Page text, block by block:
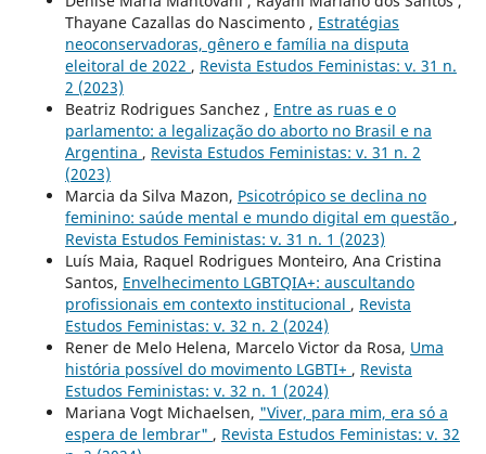
Thayane Cazallas do Nascimento , Estratégias
neoconservadoras, gênero e família na disputa
eleitoral de 2022 , Revista Estudos Feministas: v. 31 n.
2 (2023)
Beatriz Rodrigues Sanchez , Entre as ruas e o
parlamento: a legalização do aborto no Brasil e na
Argentina , Revista Estudos Feministas: v. 31 n. 2
(2023)
Marcia da Silva Mazon, Psicotrópico se declina no
feminino: saúde mental e mundo digital em questão ,
Revista Estudos Feministas: v. 31 n. 1 (2023)
Luís Maia, Raquel Rodrigues Monteiro, Ana Cristina
Santos, Envelhecimento LGBTQIA+: auscultando
profissionais em contexto institucional , Revista
Estudos Feministas: v. 32 n. 2 (2024)
Rener de Melo Helena, Marcelo Victor da Rosa, Uma
história possível do movimento LGBTI+ , Revista
Estudos Feministas: v. 32 n. 1 (2024)
Mariana Vogt Michaelsen, "Viver, para mim, era só a
espera de lembrar" , Revista Estudos Feministas: v. 32